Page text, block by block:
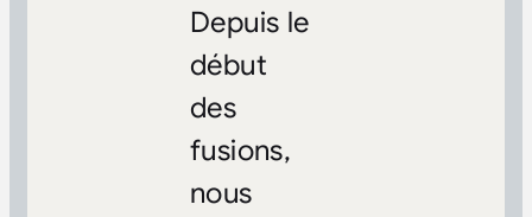
Depuis le
début
des
fusions,
nous